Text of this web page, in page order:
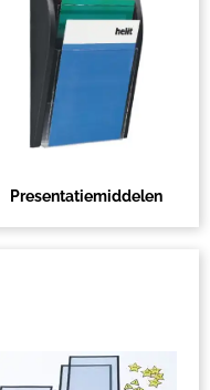
Presentatiemiddelen